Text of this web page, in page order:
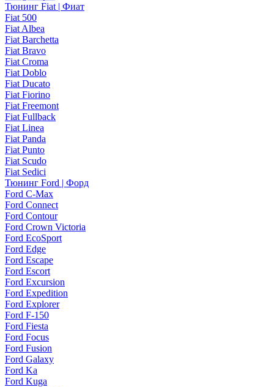
Тюнинг Fiat | Фиат
Fiat 500
Fiat Albea
Fiat Barchetta
Fiat Bravo
Fiat Croma
Fiat Doblo
Fiat Ducato
Fiat Fiorino
Fiat Freemont
Fiat Fullback
Fiat Linea
Fiat Panda
Fiat Punto
Fiat Scudo
Fiat Sedici
Тюнинг Ford | Форд
Ford C-Max
Ford Connect
Ford Contour
Ford Crown Victoria
Ford EcoSport
Ford Edge
Ford Escape
Ford Escort
Ford Excursion
Ford Expedition
Ford Explorer
Ford F-150
Ford Fiesta
Ford Focus
Ford Fusion
Ford Galaxy
Ford Ka
Ford Kuga